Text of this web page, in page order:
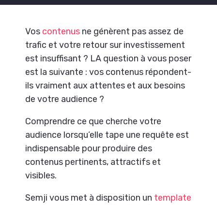
Vos contenus ne génèrent pas assez de
trafic et votre retour sur investissement
est insuffisant ? LA question à vous poser
est la suivante : vos contenus répondent-
ils vraiment aux attentes et aux besoins
de votre audience ?
Comprendre ce que cherche votre
audience lorsqu’elle tape une requête est
indispensable pour produire des
contenus pertinents, attractifs et
visibles.
Semji vous met à disposition un template